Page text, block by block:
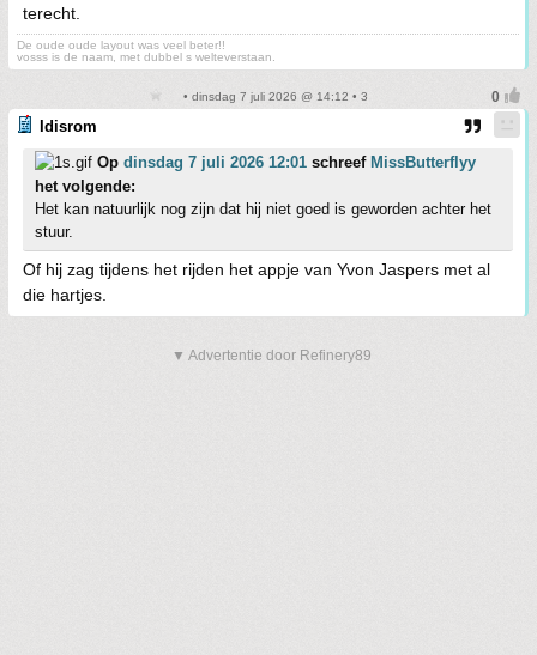
terecht.
De oude oude layout was veel beter!!
vosss is de naam, met dubbel s welteverstaan.
• dinsdag 7 juli 2026 @ 14:12 • 3
Idisrom
Op dinsdag 7 juli 2026 12:01 schreef MissButterflyy
het volgende:
Het kan natuurlijk nog zijn dat hij niet goed is geworden achter het
stuur.
Of hij zag tijdens het rijden het appje van Yvon Jaspers met al
die hartjes.
▼ Advertentie door Refinery89